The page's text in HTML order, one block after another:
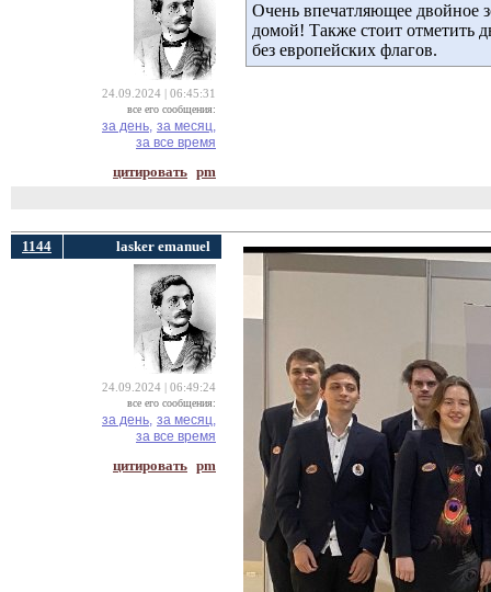
24.09.2024 | 06:45:31
все его сообщения:
за день, за месяц,
за все время
цитировать pm
Очень впечатляющее
домой! Также стоит отметить
без европейских флагов.
1144 lasker emanuel
24.09.2024 | 06:49:24
все его сообщения:
за день, за месяц,
за все время
цитировать pm